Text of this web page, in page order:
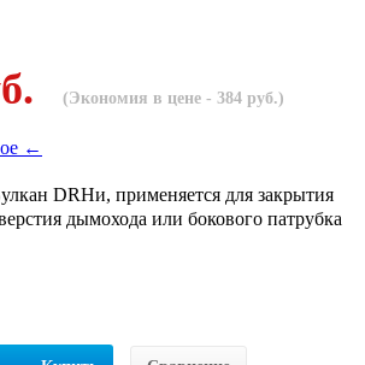
(Экономия в цене - 384 руб.)
←
DRHи, применяется для закрытия
дымохода или бокового патрубка